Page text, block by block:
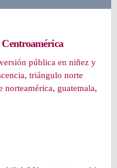
Centroamérica
pública en niñez y
, triángulo norte
norteamérica, guatemala,